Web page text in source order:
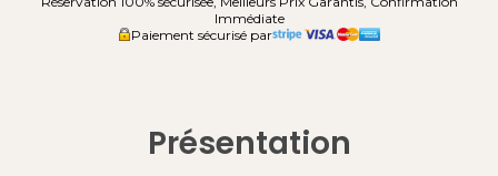
Immédiate
Paiement sécurisé par
Présentation